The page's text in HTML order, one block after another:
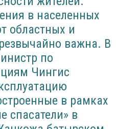
в населенных
областных и
важна. В
по
Чингис
в рамках
спасатели» в